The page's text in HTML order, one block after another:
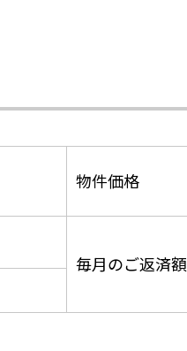
物件価格
毎月のご返済額